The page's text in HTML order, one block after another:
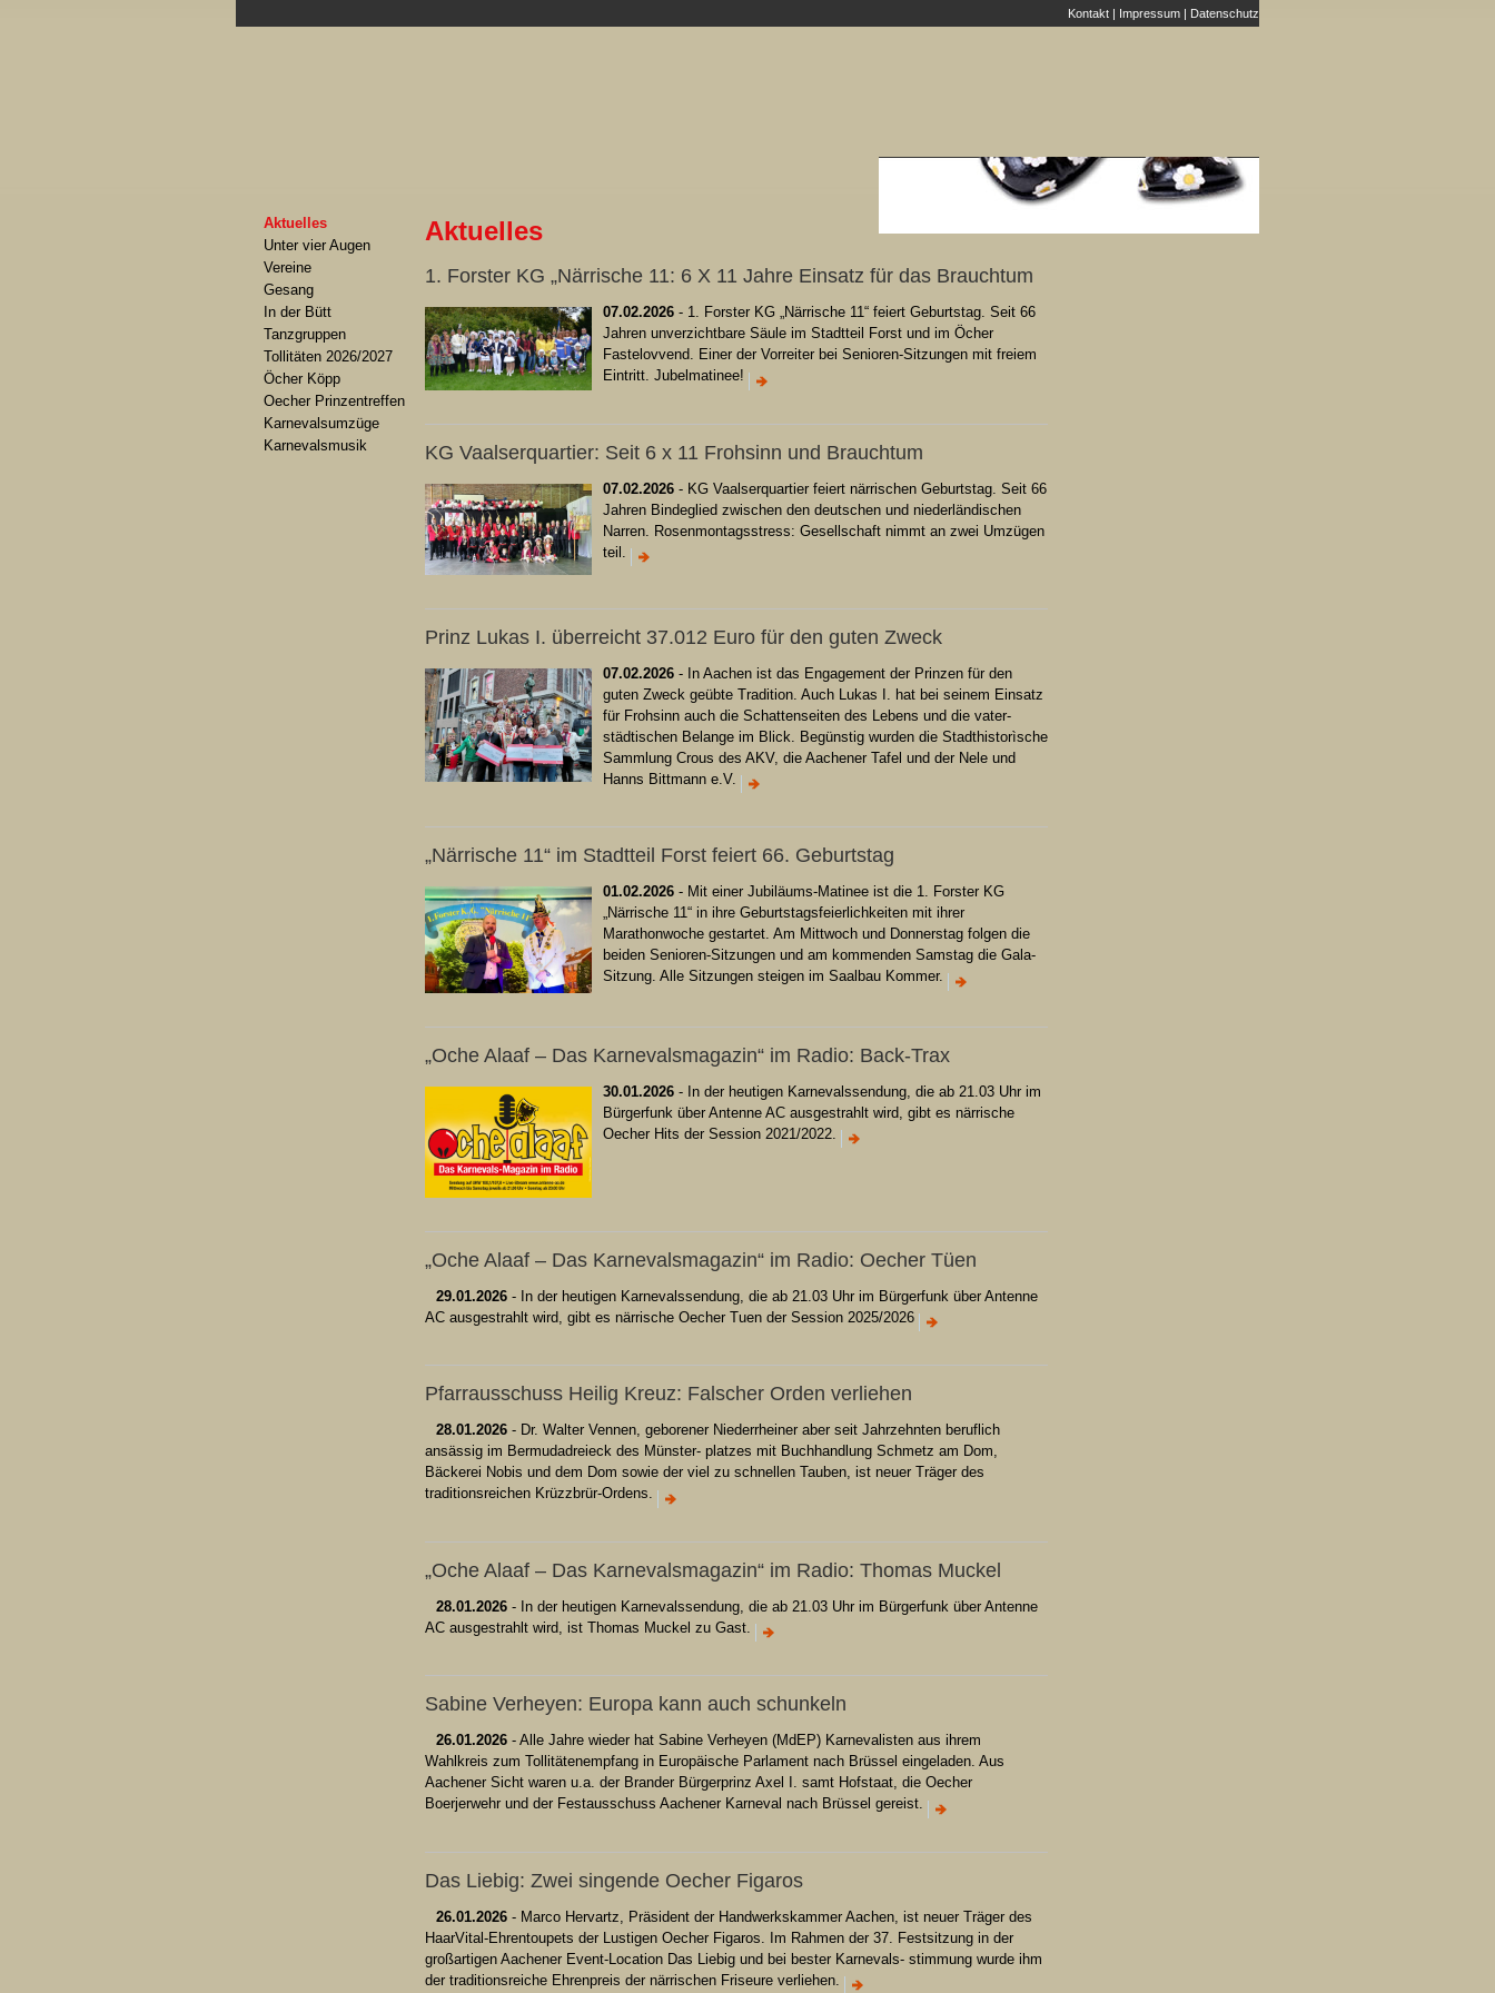
Kontakt | Impressum | Datenschutz
Aktuelles
Unter vier Augen
Vereine
Gesang
In der Bütt
Tanzgruppen
Tollitäten 2026/2027
Öcher Köpp
Oecher Prinzentreffen
Karnevalsumzüge
Karnevalsmusik
Aktuelles
1. Forster KG „Närrische 11: 6 X 11 Jahre Einsatz für das Brauchtum
07.02.2026 - 1. Forster KG „Närrische 11“ feiert Geburtstag. Seit 66
Jahren unverzichtbare Säule im Stadtteil Forst und im Öcher
Fastelovvend. Einer der Vorreiter bei Senioren-Sitzungen mit freiem
Eintritt. Jubelmatinee!
KG Vaalserquartier: Seit 6 x 11 Frohsinn und Brauchtum
07.02.2026 - KG Vaalserquartier feiert närrischen Geburtstag. Seit 66
Jahren Bindeglied zwischen den deutschen und niederländischen
Narren. Rosenmontagsstress: Gesellschaft nimmt an zwei Umzügen
teil.
Prinz Lukas I. überreicht 37.012 Euro für den guten Zweck
07.02.2026 - In Aachen ist das Engagement der Prinzen für den
guten Zweck geübte Tradition. Auch Lukas I. hat bei seinem Einsatz
für Frohsinn auch die Schattenseiten des Lebens und die vater-
städtischen Belange im Blick. Begünstig wurden die Stadthistorìsche
Sammlung Crous des AKV, die Aachener Tafel und der Nele und
Hanns Bittmann e.V.
„Närrische 11“ im Stadtteil Forst feiert 66. Geburtstag
01.02.2026 - Mit einer Jubiläums-Matinee ist die 1. Forster KG
„Närrische 11“ in ihre Geburtstagsfeierlichkeiten mit ihrer
Marathonwoche gestartet. Am Mittwoch und Donnerstag folgen die
beiden Senioren-Sitzungen und am kommenden Samstag die Gala-
Sitzung. Alle Sitzungen steigen im Saalbau Kommer.
„Oche Alaaf – Das Karnevalsmagazin“ im Radio: Back-Trax
30.01.2026 - In der heutigen Karnevalssendung, die ab 21.03 Uhr im
Bürgerfunk über Antenne AC ausgestrahlt wird, gibt es närrische
Oecher Hits der Session 2021/2022.
„Oche Alaaf – Das Karnevalsmagazin“ im Radio: Oecher Tüen
29.01.2026 - In der heutigen Karnevalssendung, die ab 21.03 Uhr im Bürgerfunk über Antenne
AC ausgestrahlt wird, gibt es närrische Oecher Tuen der Session 2025/2026
Pfarrausschuss Heilig Kreuz: Falscher Orden verliehen
28.01.2026 - Dr. Walter Vennen, geborener Niederrheiner aber seit Jahrzehnten beruflich
ansässig im Bermudadreieck des Münster- platzes mit Buchhandlung Schmetz am Dom,
Bäckerei Nobis und dem Dom sowie der viel zu schnellen Tauben, ist neuer Träger des
traditionsreichen Krüzzbrür-Ordens.
„Oche Alaaf – Das Karnevalsmagazin“ im Radio: Thomas Muckel
28.01.2026 - In der heutigen Karnevalssendung, die ab 21.03 Uhr im Bürgerfunk über Antenne
AC ausgestrahlt wird, ist Thomas Muckel zu Gast.
Sabine Verheyen: Europa kann auch schunkeln
26.01.2026 - Alle Jahre wieder hat Sabine Verheyen (MdEP) Karnevalisten aus ihrem
Wahlkreis zum Tollitätenempfang in Europäische Parlament nach Brüssel eingeladen. Aus
Aachener Sicht waren u.a. der Brander Bürgerprinz Axel I. samt Hofstaat, die Oecher
Boerjerwehr und der Festausschuss Aachener Karneval nach Brüssel gereist.
Das Liebig: Zwei singende Oecher Figaros
26.01.2026 - Marco Hervartz, Präsident der Handwerkskammer Aachen, ist neuer Träger des
HaarVital-Ehrentoupets der Lustigen Oecher Figaros. Im Rahmen der 37. Festsitzung in der
großartigen Aachener Event-Location Das Liebig und bei bester Karnevals- stimmung wurde ihm
der traditionsreiche Ehrenpreis der närrischen Friseure verliehen.